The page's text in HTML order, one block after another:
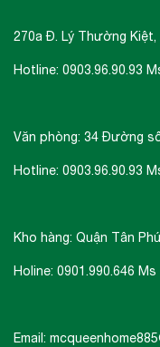
270a Đ. Lý Thường Kiệt,
Hotline: 0903.96.90.93
Văn phòng: 34 Đường
Hotline: 0903.96.90.93
Kho hàng: Quận Tân
Holine: 0901.990.646
Email: